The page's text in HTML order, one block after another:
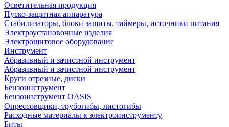
Осветительная продукция
Пуско-защитная аппаратура
Стабилизаторы, блоки защиты, таймеры, источники питания
Электроустановочные изделия
Электрощитовое оборудование
Инструмент
Абразивный и зачистной инструмент
Абразивный и зачистной инструмент
Круги отрезные, диски
Бензоинструмент
Бензоинструмент OASIS
Опрессовщики, трубогибы, листогибы
Расходные материалы к электроинструменту
Биты